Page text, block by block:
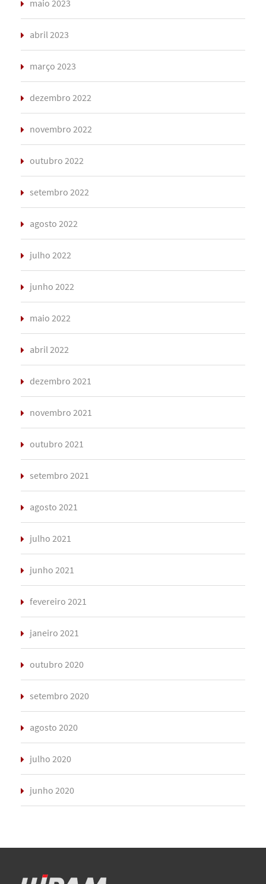
maio 2023
abril 2023
março 2023
dezembro 2022
novembro 2022
outubro 2022
setembro 2022
agosto 2022
julho 2022
junho 2022
maio 2022
abril 2022
dezembro 2021
novembro 2021
outubro 2021
setembro 2021
agosto 2021
julho 2021
junho 2021
fevereiro 2021
janeiro 2021
outubro 2020
setembro 2020
agosto 2020
julho 2020
junho 2020